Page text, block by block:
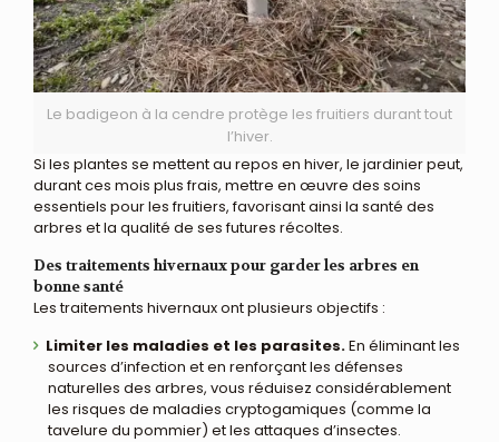
Le badigeon à la cendre protège les fruitiers durant tout
l’hiver.
Si les plantes se mettent au repos en hiver, le jardinier peut,
durant ces mois plus frais, mettre en œuvre des soins
essentiels pour les fruitiers, favorisant ainsi la santé des
arbres et la qualité de ses futures récoltes.
Des traitements hivernaux pour garder les arbres en
bonne santé
Les traitements hivernaux ont plusieurs objectifs :
Limiter les maladies et les parasites.En éliminant les
sources d’infection et en renforçant les défenses
naturelles des arbres, vous réduisez considérablement
les risques de maladies cryptogamiques (comme la
tavelure du pommier) et les attaques d’insectes.